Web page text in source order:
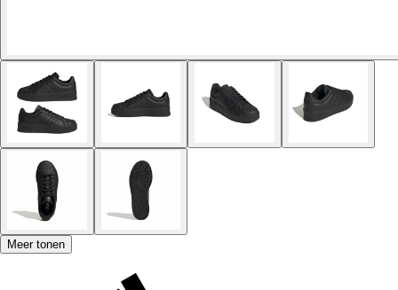
Meer tonen